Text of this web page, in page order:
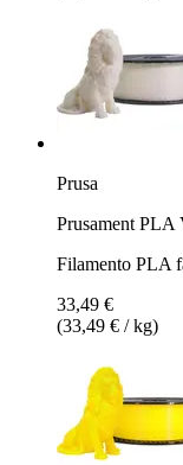
Prusa
Prusament
Filamento PLA
33,49 €
(33,49 € / kg)